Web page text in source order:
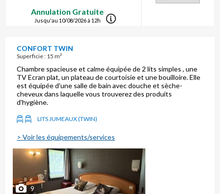
Annulation Gratuite
Jusqu'au 10/08/2026 à 12h
CONFORT TWIN
Superficie : 15 m²
Chambre spacieuse et calme équipée de 2 lits simples , une
TV Ecran plat, un plateau de courtoisie et une bouilloire. Elle
est équipée d'une salle de bain avec douche et sèche-
cheveux dans laquelle vous trouverez des produits
d'hygiène.
LITS JUMEAUX (TWIN)
> Voir les équipements/services
9